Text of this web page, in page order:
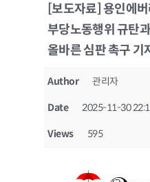
[보도자료] 용인에
부당노동행위 규탄
올바른 심판 촉구 기
Author 관리자
Date 2025-11-30
Views 595